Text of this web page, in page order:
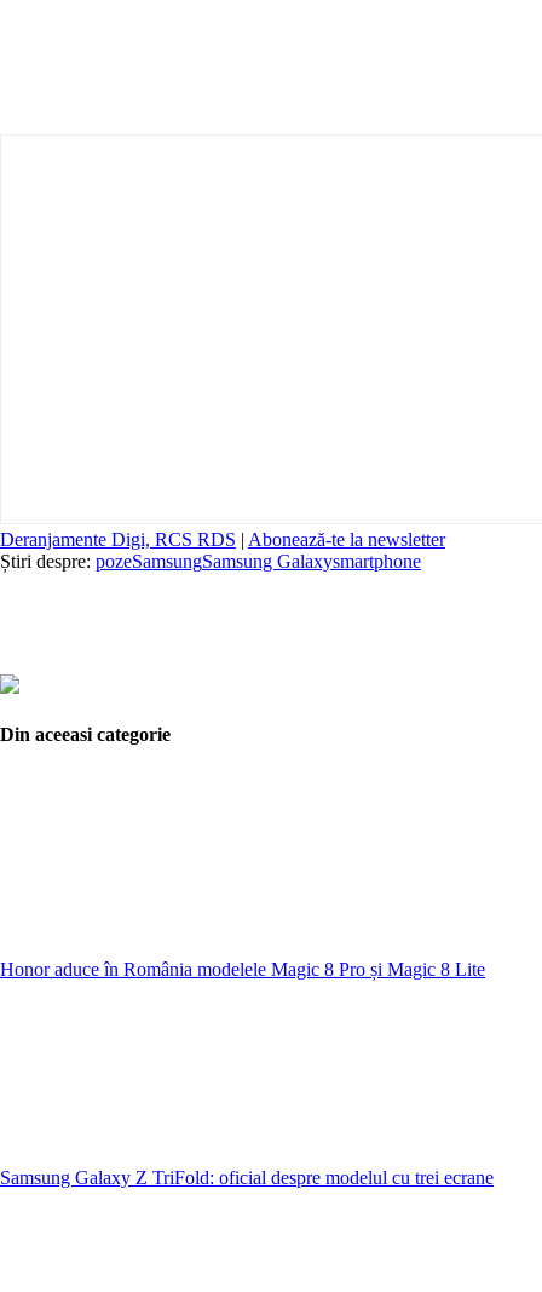
Deranjamente Digi, RCS RDS | Abonează-te la newsletter
Știri despre: pozeSamsungSamsung Galaxysmartphone
Din aceeasi categorie
Honor aduce în România modelele Magic 8 Pro și Magic 8 Lite
Samsung Galaxy Z TriFold: oficial despre modelul cu trei ecrane